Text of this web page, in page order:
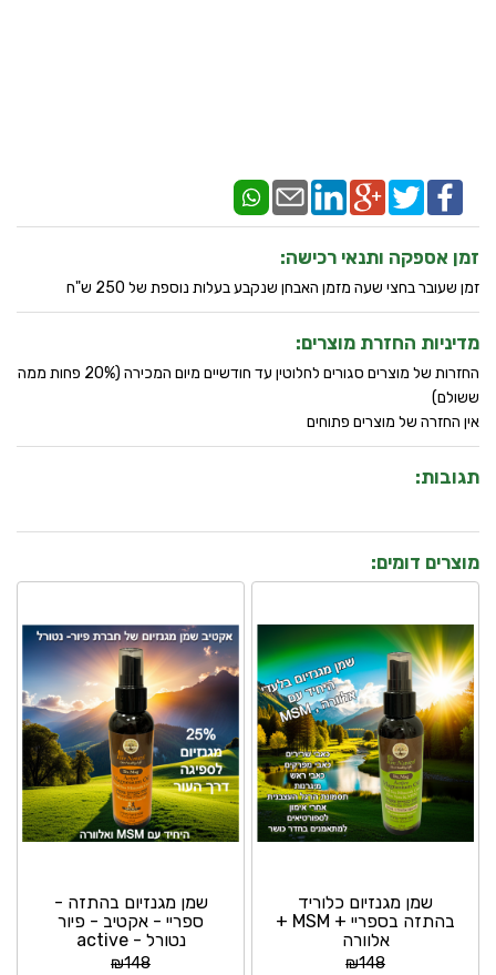
זמן אספקה ותנאי רכישה:
זמן שעובר בחצי שעה מזמן האבחן שנקבע בעלות נוספת של 250 ש"ח
מדיניות החזרת מוצרים:
החזרות של מוצרים סגורים לחלוטין עד חודשיים מיום המכירה (20% פחות ממה
ששולם)
אין החזרה של מוצרים פתוחים
תגובות:
מוצרים דומים:
שמן מגנזיום כלוריד
בהתזה בספריי + MSM +
אלוורה
₪148
שמן מגנזיום בהתזה -
ספריי - אקטיב - פיור
נטורל - active
magnesium oil מיועד...
₪148